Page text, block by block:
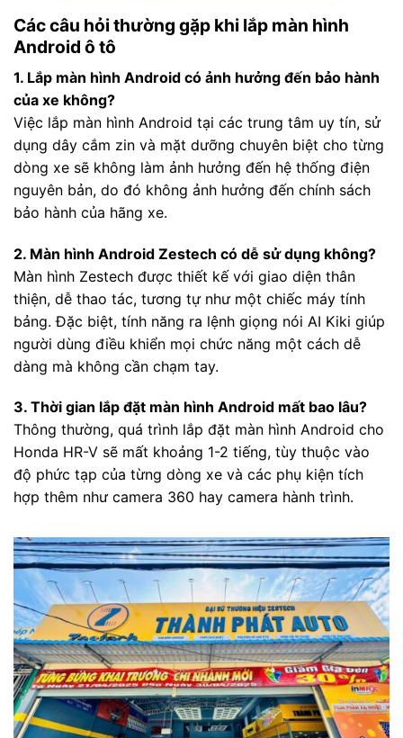
Các câu hỏi thường gặp khi lắp màn hình
Android ô tô
1. Lắp màn hình Android có ảnh hưởng đến bảo hành
của xe không?
Việc lắp màn hình Android tại các trung tâm uy tín, sử
dụng dây cắm zin và mặt dưỡng chuyên biệt cho từng
dòng xe sẽ không làm ảnh hưởng đến hệ thống điện
nguyên bản, do đó không ảnh hưởng đến chính sách
bảo hành của hãng xe.
2. Màn hình Android Zestech có dễ sử dụng không?
Màn hình Zestech được thiết kế với giao diện thân
thiện, dễ thao tác, tương tự như một chiếc máy tính
bảng. Đặc biệt, tính năng ra lệnh giọng nói AI Kiki giúp
người dùng điều khiển mọi chức năng một cách dễ
dàng mà không cần chạm tay.
3. Thời gian lắp đặt màn hình Android mất bao lâu?
Thông thường, quá trình lắp đặt màn hình Android cho
Honda HR-V sẽ mất khoảng 1-2 tiếng, tùy thuộc vào
độ phức tạp của từng dòng xe và các phụ kiện tích
hợp thêm như camera 360 hay camera hành trình.